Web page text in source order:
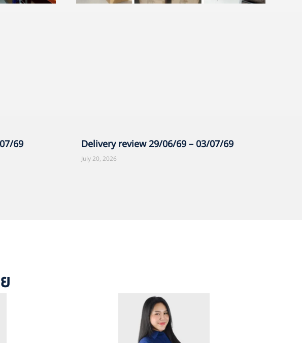
69 Delivery review 29/06/69 – 03/07/69
July 20, 2026